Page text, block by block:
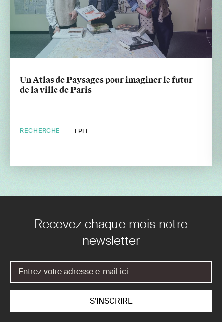
Un Atlas de Paysages pour imaginer le futur
de la ville de Paris
RECHERCHE EPFL
Recevez chaque mois notre
newsletter